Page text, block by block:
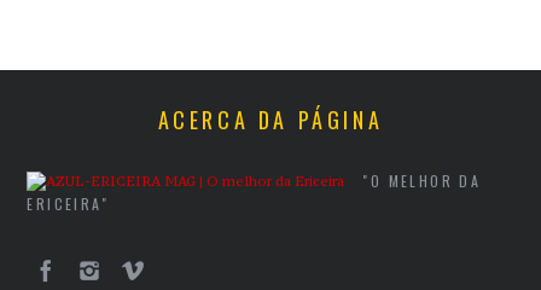
ACERCA DA PÁGINA
"O MELHOR DA
ERICEIRA"